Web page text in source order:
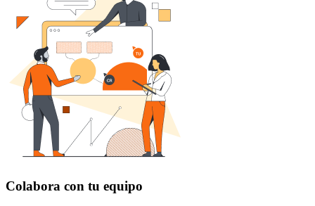
Colabora con tu equipo